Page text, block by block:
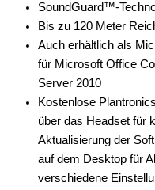
SoundGuard™-
Bis zu 120 Meter
Auch erhältlich als
für Microsoft Office
Server 2010
Kostenlose
über das Headset für
Aktualisierung der
auf dem Desktop für
verschiedene